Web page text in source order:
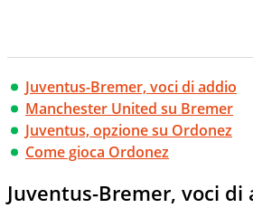
Juventus-Bremer, voci di addio
Manchester United su Bremer
Juventus, opzione su Ordonez
Come gioca Ordonez
Juventus-Bremer, voci di